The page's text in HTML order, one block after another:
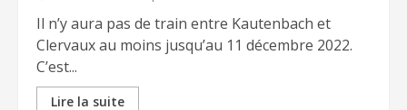
Il n’y aura pas de train entre Kautenbach et
Clervaux au moins jusqu’au 11 décembre 2022.
C’est...
Lire la suite